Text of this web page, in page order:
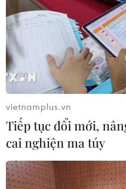
lược quy mô lớn
18/05/2026 08:57
Giám đốc Đại học Quốc
định đơn vị sẵn sàng
nghệ chiến lược quy mô
sản phẩm đầu ra cụ thể.
vietnamplus.vn
Tiếp tục đổi mới,
cai nghiện ma túy